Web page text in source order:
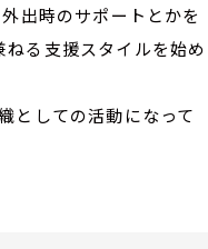
出時のサポートとかを
ねる支援スタイルを始め
としての活動になって